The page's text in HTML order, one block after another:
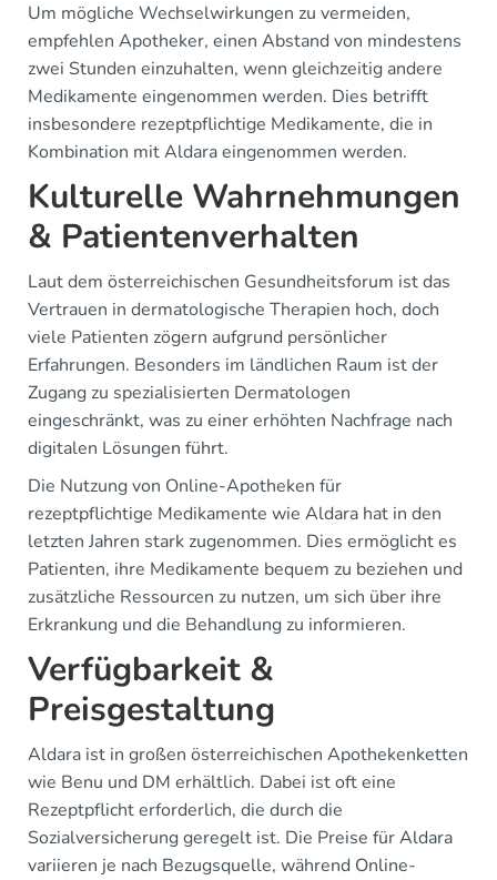
Um mögliche Wechselwirkungen zu vermeiden,
empfehlen Apotheker, einen Abstand von mindestens
zwei Stunden einzuhalten, wenn gleichzeitig andere
Medikamente eingenommen werden. Dies betrifft
insbesondere rezeptpflichtige Medikamente, die in
Kombination mit Aldara eingenommen werden.
Kulturelle Wahrnehmungen
& Patientenverhalten
Laut dem österreichischen Gesundheitsforum ist das
Vertrauen in dermatologische Therapien hoch, doch
viele Patienten zögern aufgrund persönlicher
Erfahrungen. Besonders im ländlichen Raum ist der
Zugang zu spezialisierten Dermatologen
eingeschränkt, was zu einer erhöhten Nachfrage nach
digitalen Lösungen führt.
Die Nutzung von Online-Apotheken für
rezeptpflichtige Medikamente wie Aldara hat in den
letzten Jahren stark zugenommen. Dies ermöglicht es
Patienten, ihre Medikamente bequem zu beziehen und
zusätzliche Ressourcen zu nutzen, um sich über ihre
Erkrankung und die Behandlung zu informieren.
Verfügbarkeit &
Preisgestaltung
Aldara ist in großen österreichischen Apothekenketten
wie Benu und DM erhältlich. Dabei ist oft eine
Rezeptpflicht erforderlich, die durch die
Sozialversicherung geregelt ist. Die Preise für Aldara
variieren je nach Bezugsquelle, während Online-